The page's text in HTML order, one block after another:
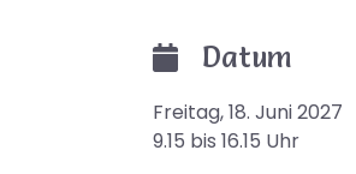
Datum
Freitag, 18. Juni 2027
9.15 bis 16.15 Uhr